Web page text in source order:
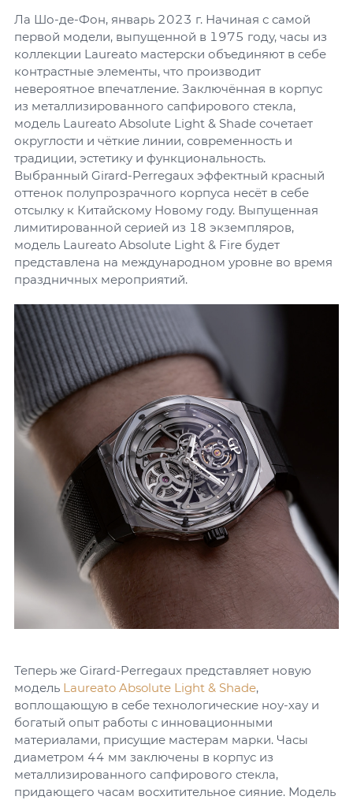
Ла Шо-де-Фон, январь 2023 г. Начиная с самой
первой модели, выпущенной в 1975 году, часы из
коллекции Laureato мастерски объединяют в себе
контрастные элементы, что производит
невероятное впечатление. Заключённая в корпус
из металлизированного сапфирового стекла,
модель Laureato Absolute Light & Shade сочетает
округлости и чёткие линии, современность и
традиции, эстетику и функциональность.
Выбранный Girard-Perregaux эффектный красный
оттенок полупрозрачного корпуса несёт в себе
отсылку к Китайскому Новому году. Выпущенная
лимитированной серией из 18 экземпляров,
модель Laureato Absolute Light & Fire будет
представлена на международном уровне во время
праздничных мероприятий.
Теперь же Girard-Perregaux представляет новую
модель Laureato Absolute Light & Shade,
воплощающую в себе технологические ноу-хау и
богатый опыт работы с инновационными
материалами, присущие мастерам марки. Часы
диаметром 44 мм заключены в корпус из
металлизированного сапфирового стекла,
придающего часам восхитительное сияние. Модель